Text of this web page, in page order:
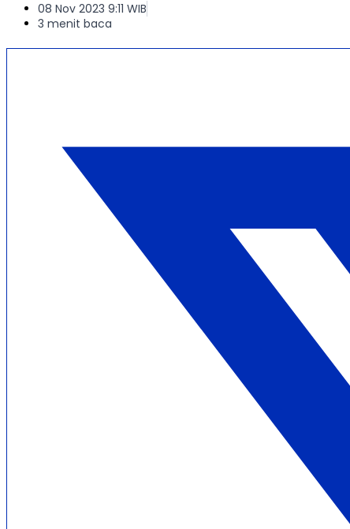
08 Nov 2023 9:11 WIB
3 menit baca